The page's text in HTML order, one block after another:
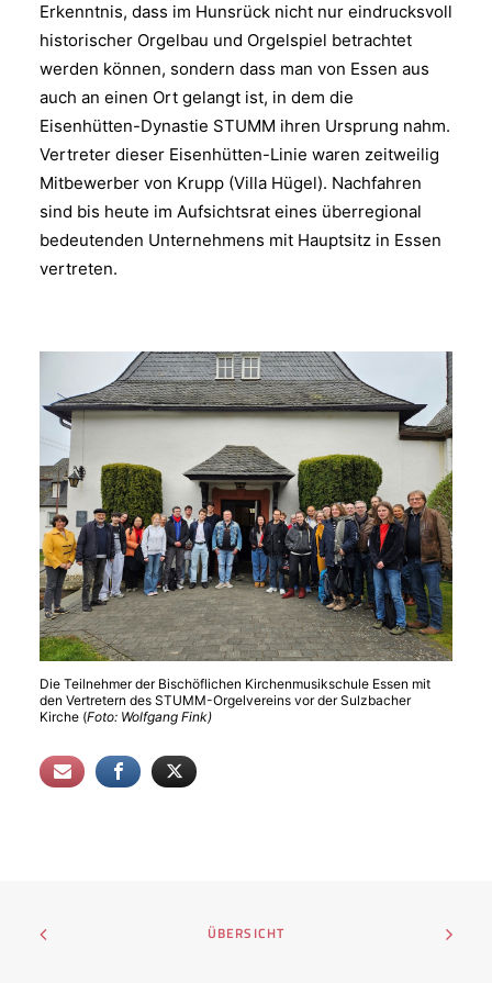
Erkenntnis, dass im Hunsrück nicht nur eindrucksvoll
historischer Orgelbau und Orgelspiel betrachtet
werden können, sondern dass man von Essen aus
auch an einen Ort gelangt ist, in dem die
Eisenhütten-Dynastie STUMM ihren Ursprung nahm.
Vertreter dieser Eisenhütten-Linie waren zeitweilig
Mitbewerber von Krupp (Villa Hügel). Nachfahren
sind bis heute im Aufsichtsrat eines überregional
bedeutenden Unternehmens mit Hauptsitz in Essen
vertreten.
Die Teilnehmer der Bischöflichen Kirchenmusikschule Essen mit
den Vertretern des STUMM-Orgelvereins vor der Sulzbacher
Kirche (Foto: Wolfgang Fink)
ÜBERSICHT